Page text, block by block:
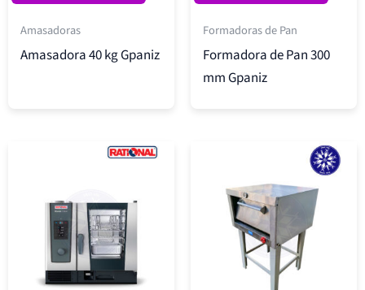
Amasadoras
Amasadora 40 kg Gpaniz
Formadoras de Pan
Formadora de Pan 300
mm Gpaniz